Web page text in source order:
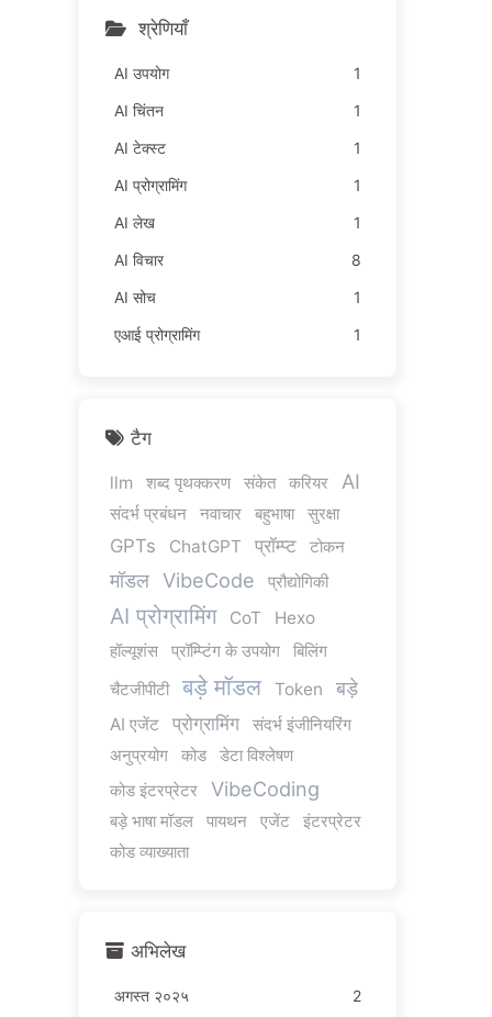
श्रेणियाँ
AI उपयोग
1
AI चिंतन
1
AI टेक्स्ट
1
AI प्रोग्रामिंग
1
AI लेख
1
AI विचार
8
AI सोच
1
एआई प्रोग्रामिंग
1
टैग
llm शब्द पृथक्करण संकेत करियर AI
संदर्भ प्रबंधन नवाचार बहुभाषा सुरक्षा
GPTs ChatGPT प्रॉम्प्ट टोकन
मॉडल VibeCode प्रौद्योगिकी
AI प्रोग्रामिंग CoT
Hexo
हॉल्यूशंस
प्रॉम्प्टिंग के उपयोग
बिलिंग
चैटजीपीटी
बड़े मॉडल Token बड़े
AI एजेंट प्रोग्रामिंग
संदर्भ इंजीनियरिंग
अनुप्रयोग
कोड
डेटा विश्लेषण
कोड इंटरप्रेटर
VibeCoding
बड़े भाषा मॉडल पायथन एजेंट
इंटरप्रेटर
कोड व्याख्याता
अभिलेख
अगस्त २०२५
2